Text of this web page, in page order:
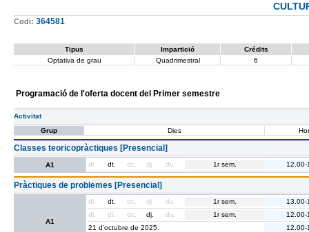
Codi: 364581
Tipus Impartició
Crédits
Optativa de grau
Quadrimestral 6
Programació de l'oferta docent del Primer semestre
Activitat
Grup
Dies
Classes teoricopràctiques [Presencial]
A1 dl. dt. dc. dj. dv. 1r sem. 12.00-
Pràctiques de problemes [Presencial]
A1
dl. dt. dc. dj. dv. 1r sem.
13.00-
dl.
dt. dc. dj. dv. 1r sem.
12.00-
21 d’octubre de 2025.
12.00-